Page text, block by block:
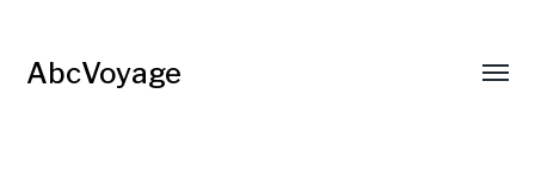
AbcVoyage